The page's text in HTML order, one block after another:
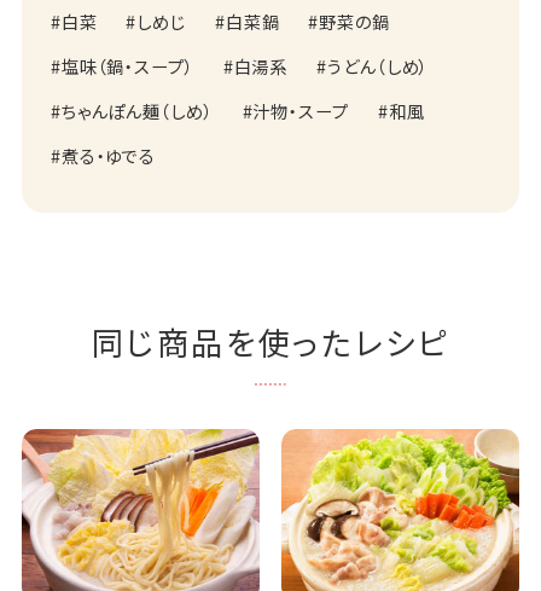
白菜 しめじ 白菜鍋
野菜の鍋
塩味（鍋・スープ）
白湯系
うどん（しめ）
ちゃんぽん麺（しめ）
汁物・スープ
和風
煮る・ゆでる
同じ商品を使ったレシピ